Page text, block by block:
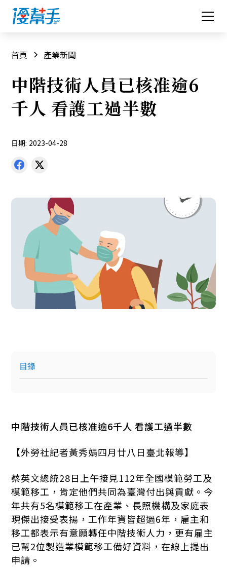
首頁 產業新聞
中階技術人員已核准逾6
千人 看護工過半數
日期: 2023-04-28
目錄
中階技術人員已核准逾6千人 看護工過半數
【外勞社記者黃秀娟四月廿八日臺北報導】
蔡英文總統28日上午接見112年全國模範勞工及
模範移工，肯定他們共同為臺灣付出與貢獻。今
年共有5名模範移工在產業、長照機構及家庭表
現傑出接受表揚，工作年資皆超過6年，雇主和
移工都表示有意願轉任中階技術人力，更有雇主
已幫2位製造業模範移工備好資料，在線上提出
申請。